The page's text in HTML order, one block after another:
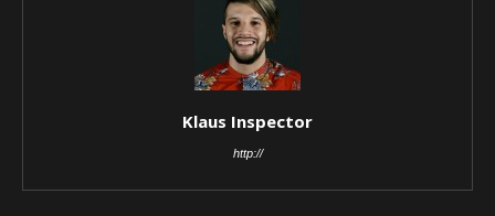
Klaus Inspector
http://